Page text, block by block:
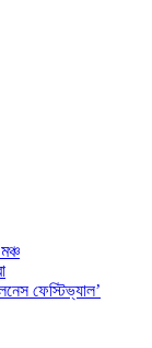
ফেস্টিভ্যাল’